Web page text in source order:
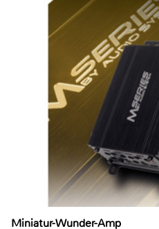
Miniatur-Wunder-Amp